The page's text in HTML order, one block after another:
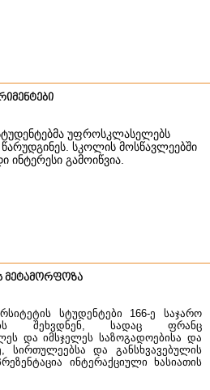
უფროსკლასელებს
სკოლის მოსწავლეებში
ინტერესი გამოიწვია.
მეტამორფოზა
სტუდენტები 166-ე საჯარო
შეხვდნენ, სადაც ფრანც
და იმსჯელეს საზოგადოებისა და
სირთულეებსა და განსხვავებულის
ინტერაქციული ხასიათის